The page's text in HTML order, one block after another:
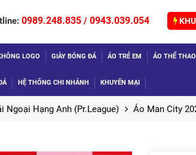
0989.248.835 / 0943.039.054
LOGO GIÀY BÓNG ĐÁ ÁO TRẺ EM ÁO THỂ THAO
HỆ THỐNG CHI NHÁNH KHUYẾN MẠI
Ngoại Hạng Anh (Pr.League) Áo Man City